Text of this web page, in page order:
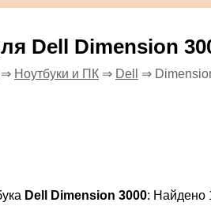
Dell Dimension
⇒ Ноутбуки и ПК ⇒ Dell ⇒
Dell Dimension 3000: Найдено